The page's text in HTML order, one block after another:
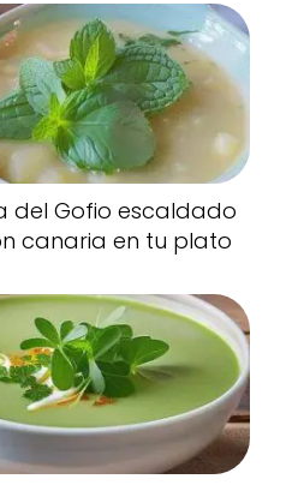
del Gofio escaldado
canaria en tu plato